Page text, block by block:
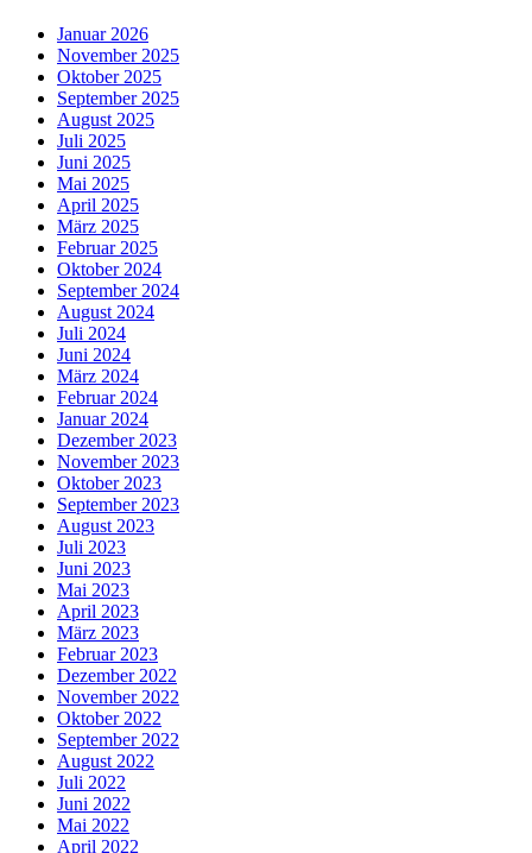
Januar 2026
November 2025
Oktober 2025
September 2025
August 2025
Juli 2025
Juni 2025
Mai 2025
April 2025
März 2025
Februar 2025
Oktober 2024
September 2024
August 2024
Juli 2024
Juni 2024
März 2024
Februar 2024
Januar 2024
Dezember 2023
November 2023
Oktober 2023
September 2023
August 2023
Juli 2023
Juni 2023
Mai 2023
April 2023
März 2023
Februar 2023
Dezember 2022
November 2022
Oktober 2022
September 2022
August 2022
Juli 2022
Juni 2022
Mai 2022
April 2022